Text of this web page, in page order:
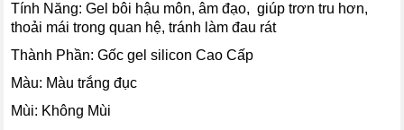
Tính Năng: Gel bôi hậu môn, âm đạo, giúp trơn tru hơn,
thoải mái trong quan hệ, tránh làm đau rát
Thành Phần: Gốc gel silicon Cao Cấp
Màu: Màu trắng đục
Mùi: Không Mùi